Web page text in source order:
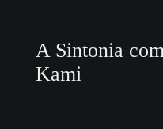
A Sintonia
Kami